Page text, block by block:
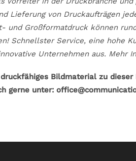
Lieferung von Druckaufträgen
und Großformatdruck können
Schnellster Service, eine hohe
Unternehmen aus. Mehr
Bildmaterial zu dieser
gerne unter: